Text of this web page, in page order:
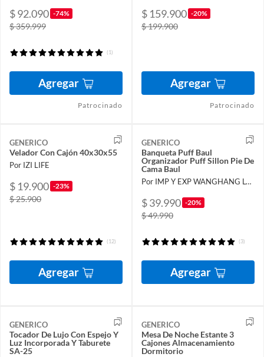
$ 92.090 -74%
$ 359.999
(1)
Agregar
Patrocinado
$ 159.900 -20%
$ 199.900
Agregar
Patrocinado
GENERICO
Velador Con Cajón 40x30x55
Por IZI LIFE
$ 19.900 -23%
$ 25.900
(12)
Agregar
GENERICO
Banqueta Puff Baul
Organizador Puff Sillon Pie De
Cama Baul
Por IMP Y EXP WANGHANG LTDA
$ 39.990 -20%
$ 49.990
(3)
Agregar
GENERICO
Tocador De Lujo Con Espejo Y
Luz Incorporada Y Taburete
SA-25
GENERICO
Mesa De Noche Estante 3
Cajones Almacenamiento
Dormitorio